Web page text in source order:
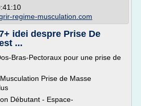
regime-musculation.com
idei despre Prise De
...
Bras-Pectoraux pour une prise de
Prise de Masse
Débutant - Espace-